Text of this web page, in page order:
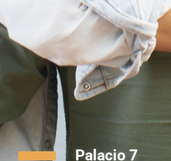
Palacio 7